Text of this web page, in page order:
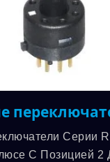
Серии
С Позицией 2